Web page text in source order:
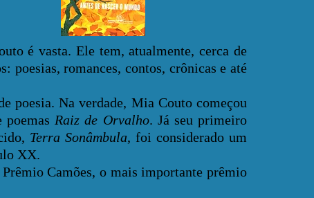
vasta. Ele tem, atualmente, cerca de
poesias, romances, contos, crônicas e até
Na verdade, Mia Couto começou
Raiz de Orvalho. Já seu primeiro
Terra Sonâmbula, foi considerado um
XX.
Camões, o mais importante prêmio